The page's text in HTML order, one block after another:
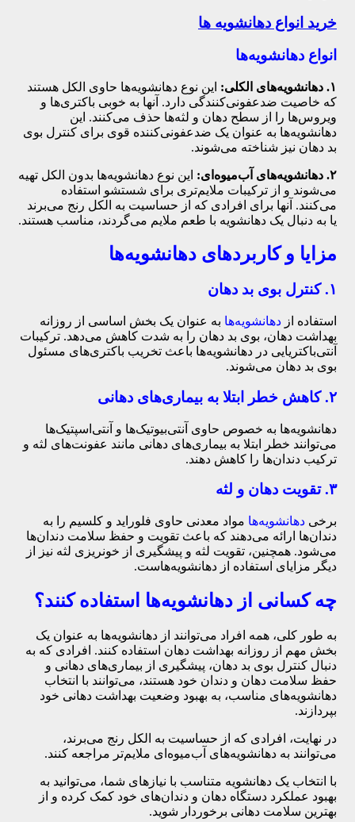
خرید انواع دهانشویه ها
انواع دهانشویه‌ها
۱. دهانشویه‌های الکلی:
این نوع دهانشویه‌ها حاوی الکل هستند
که خاصیت ضدعفونی‌کنندگی دارد. آنها به خوبی باکتری‌ها و
ویروس‌ها را از سطح دهان و لثه‌ها حذف می‌کنند. این
دهانشویه‌ها به عنوان یک ضدعفونی‌کننده قوی برای کنترل بوی
بد دهان نیز شناخته می‌شوند.
۲. دهانشویه‌های آب‌میوه‌ای:
این نوع دهانشویه‌ها بدون الکل تهیه
می‌شوند و از ترکیبات ملایم‌تری برای شستشو استفاده
می‌کنند. آنها برای افرادی که از حساسیت به الکل رنج می‌برند
یا به دنبال یک دهانشویه با طعم ملایم می‌گردند، مناسب هستند.
مزایا و کاربردهای دهانشویه‌ها
۱. کنترل بوی بد دهان
استفاده از دهانشویه‌ها به عنوان یک بخش اساسی از روزانه
بهداشت دهان، بوی بد دهان را به شدت کاهش می‌دهد. ترکیبات
آنتی‌باکتریایی در دهانشویه‌ها باعث تخریب باکتری‌های مسئول
بوی بد دهان می‌شوند.
۲. کاهش خطر ابتلا به بیماری‌های دهانی
دهانشویه‌ها به خصوص حاوی آنتی‌بیوتیک‌ها و آنتی‌اسپتیک‌ها
می‌توانند خطر ابتلا به بیماری‌های دهانی مانند عفونت‌های لثه و
ترکیب دندان‌ها را کاهش دهند.
۳. تقویت دهان و لثه
برخی دهانشویه‌ها مواد معدنی حاوی فلوراید و کلسیم را به
دندان‌ها ارائه می‌دهند که باعث تقویت و حفظ سلامت دندان‌ها
می‌شود. همچنین، تقویت لثه و پیشگیری از خونریزی لثه نیز از
دیگر مزایای استفاده از دهانشویه‌هاست.
چه کسانی از دهانشویه‌ها استفاده کنند؟
به طور کلی، همه افراد می‌توانند از دهانشویه‌ها به عنوان یک
بخش مهم از روزانه بهداشت دهان استفاده کنند. افرادی که به
دنبال کنترل بوی بد دهان، پیشگیری از بیماری‌های دهانی و
حفظ سلامت دهان و دندان خود هستند، می‌توانند با انتخاب
دهانشویه‌های مناسب، به بهبود وضعیت بهداشت دهانی خود
بپردازند.
در نهایت، افرادی که از حساسیت به الکل رنج می‌برند،
می‌توانند به دهانشویه‌های آب‌میوه‌ای ملایم‌تر مراجعه کنند.
با انتخاب یک دهانشویه متناسب با نیازهای شما، می‌توانید به
بهبود عملکرد دستگاه دهان و دندان‌های خود کمک کرده و از
بهترین سلامت دهانی برخوردار شوید.